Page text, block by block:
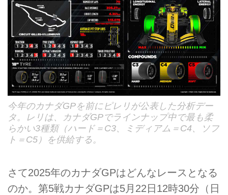
今年のカナダGPを前にピレリが公表した分析デー
タ。レリは、カナダGPでラインナップ中で最も柔
らかい3種類（ハード＝C3、ミディアム＝C4、ソフ
ト＝C5）を供給する。
さて2025年のカナダGPはどんなレースとなる
のか。第5戦カナダGPは5月22日12時30分（日